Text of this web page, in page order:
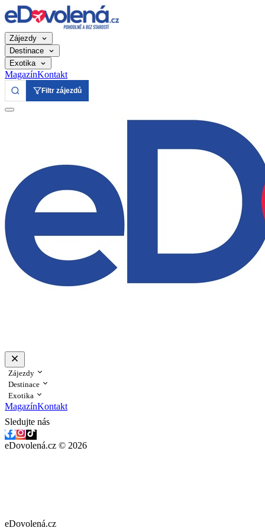
Zájezdy
Destinace
Exotika
MagazínKontakt
Filtr zájezdů
Zájezdy
Destinace
Exotika
MagazínKontakt
Sledujte nás
eDovolená.cz © 2026
eDovolená.cz